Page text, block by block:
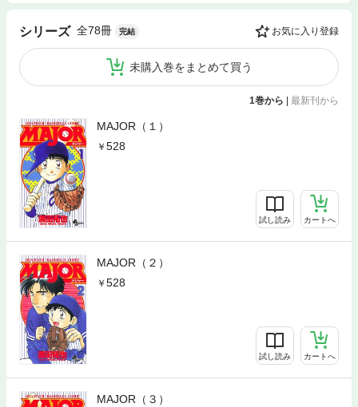
シリーズ 全78冊 完結 お気に入り登録
未購入巻をまとめて買う
1巻から | 最新刊から
MAJOR（１）
528
試し読み カートへ
MAJOR（２）
528
試し読み カートへ
MAJOR（３）